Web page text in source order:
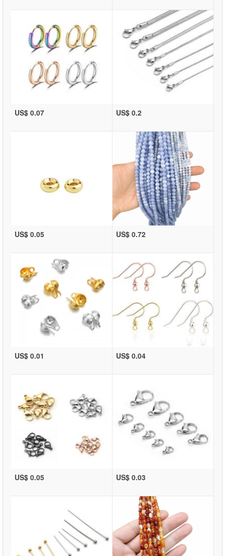
US$ 0.07 US$ 0.2
US$ 0.05 US$ 0.72
US$ 0.01 US$ 0.04
US$ 0.05 US$ 0.03